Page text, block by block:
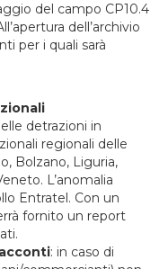
del campo CP10.4
dell’archivio
per i quali sarà
detrazioni in
regionali delle
Bolzano, Liguria,
L’anomalia
Entratel. Con un
fornito un report
: in caso di